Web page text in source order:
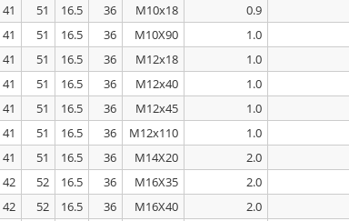
0.9
M10x18
36
16.5
51
41
1.0
M10X90
36
16.5
51
41
1.0
M12x18
36
16.5
51
41
1.0
M12x40
36
16.5
51
41
1.0
M12x45
36
16.5
51
41
1.0
M12x110
36
16.5
51
41
2.0
M14X20
36
16.5
51
41
2.0
M16X35
36
16.5
52
42
2.0
M16X40
36
16.5
52
42